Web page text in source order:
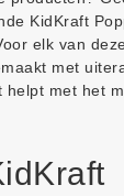
KidKraft
elk van
met
helpt met het